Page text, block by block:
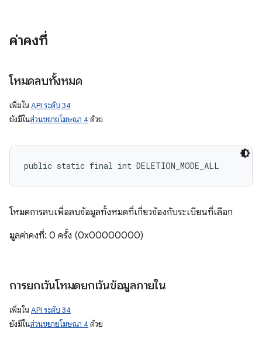
ค่าคงที่
โหมดลบทั้งหมด
เพิ่มในAPI ระดับ 34
ยังมีในส่วนขยายโฆษณา 4 ด้วย
public static final int DELETION_MODE_ALL
โหมดการลบเพื่อลบข้อมูลทั้งหมดที่เกี่ยวข้องกับระเบียนที่เลือก
มูลค่าคงที่: 0 ครั้ง (0x00000000)
การยกเว้นโหมดยกเว้นข้อมูลภายใน
เพิ่มในAPI ระดับ 34
ยังมีในส่วนขยายโฆษณา 4 ด้วย